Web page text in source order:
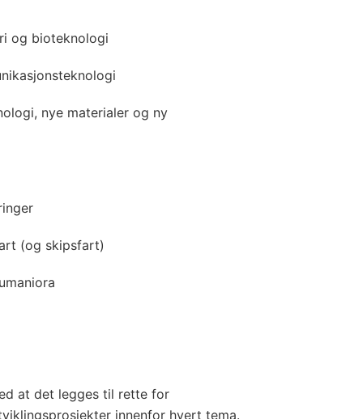
bioteknologi
nye materialer og ny
(og skipsfart)
at det legges til rette for
innenfor hvert tema.